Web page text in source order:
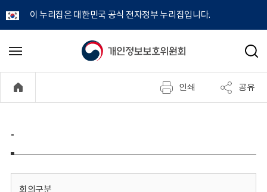
이 누리집은 대한민국 공식 전자정부 누리집입니다.
개
정
보
메
기
검
인쇄 공유
-
회의구분